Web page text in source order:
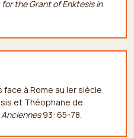
for the Grant of Enktesis in
face à Rome au Ier siècle
et Théophane de
Anciennes93: 65-78.